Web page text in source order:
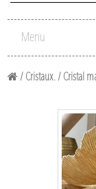
Menu
/ Cristaux. / Cristal